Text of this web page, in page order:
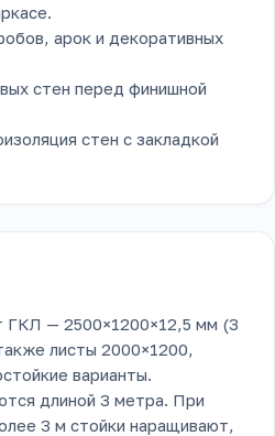
арок и декоративных
стен перед финишной
стен с закладкой
ГКЛ — 2500×1200×12,5 мм (3
листы 2000×1200,
варианты.
длиной 3 метра. При
3 м стойки наращивают,